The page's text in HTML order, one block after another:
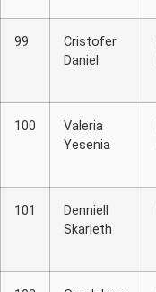
99
Cristofer
Daniel
100
Valeria
Yesenia
101
Denniell
Skarleth